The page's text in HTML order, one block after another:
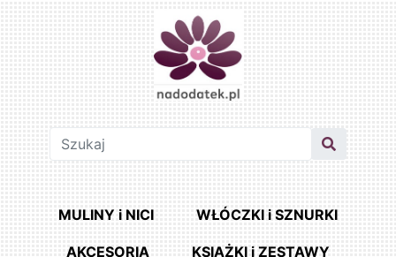
MULINY i NICI WŁÓCZKI i SZNURKI
AKCESORIA KSIĄŻKI i ZESTAWY